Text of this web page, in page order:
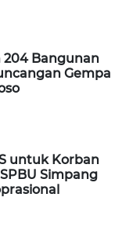
204 Bangunan
Gempa
untuk Korban
Simpang